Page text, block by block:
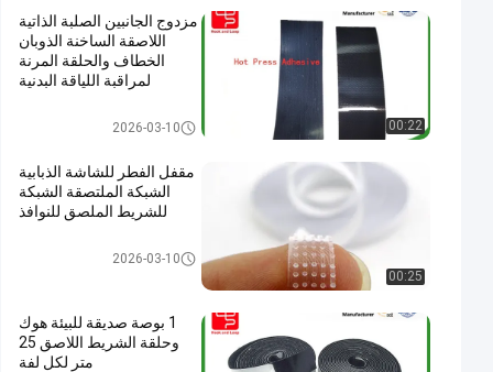
00:22
مزدوج الجانبين الصلبة الذاتية
اللاصقة الساخنة الذوبان
الخطاف والحلقة المرنة
لمراقبة اللياقة البدنية
لاصق لاصق وحلقة الشريط
2026-03-10
00:25
مقفل الفطر للشاشة الذبابية
الشبكة الملتصقة الشبكة
للشريط الملصق للنوافذ
لاصق لاصق وحلقة الشريط
2026-03-10
1 بوصة صديقة للبيئة هوك
وحلقة الشريط اللاصق 25
متر لكل لفة